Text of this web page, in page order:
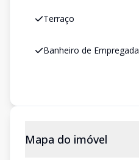
Terraço
Banheiro de Empregada
Mapa do imóvel